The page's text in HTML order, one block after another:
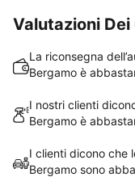
Valutazioni Dei
La riconsegna
Bergamo è
I nostri clienti
Bergamo è
I clienti dicono che
Bergamo sono